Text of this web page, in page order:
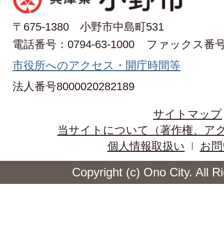
〒675-1380 小野市中島町531
電話番号：0794-63-1000
ファックス番
市役所へのアクセス・開庁時間等
法人番号8000020282189
サイトマップ
当サイトについて（著作権、ア
個人情報取扱い
お
Copyright (c) Ono City. All